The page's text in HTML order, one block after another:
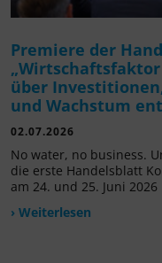
Premiere der
„Wirtschaftsfaktor
über
und Wachstum
02.07.2026
No water, no business.
die erste Handelsblatt
am 24. und 25. Juni 2026
› Weiterlesen